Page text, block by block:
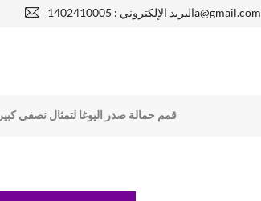
البريد الإلكتروني :1402410005a@gmail.com
قمم حمالة صدر اليوغا لتمثال نصفي كبير